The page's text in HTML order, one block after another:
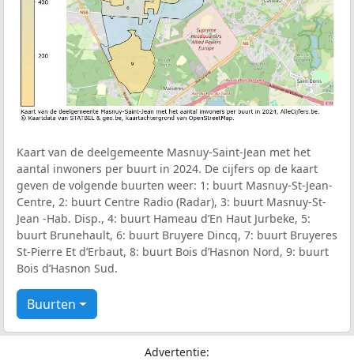
Kaart van de deelgemeente Masnuy-Saint-Jean met het
aantal inwoners per buurt in 2024. De cijfers op de kaart
geven de volgende buurten weer: 1: buurt Masnuy-St-Jean-
Centre, 2: buurt Centre Radio (Radar), 3: buurt Masnuy-St-
Jean -Hab. Disp., 4: buurt Hameau d’En Haut Jurbeke, 5:
buurt Brunehault, 6: buurt Bruyere Dincq, 7: buurt Bruyeres
St-Pierre Et d’Erbaut, 8: buurt Bois d’Hasnon Nord, 9: buurt
Bois d’Hasnon Sud.
Buurten
Advertentie: